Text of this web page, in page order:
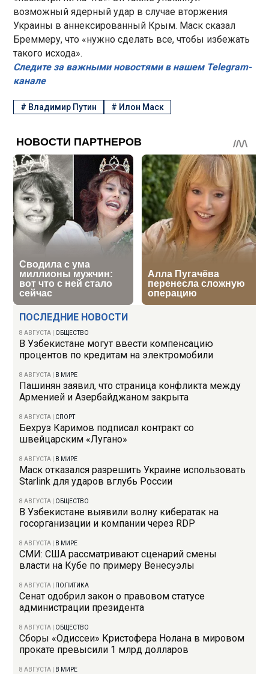
ПОСЛЕДНИЕ НОВОСТИ
8 АВГУСТА ОБЩЕСТВО
В Узбекистане могут ввести компенсацию
процентов по кредитам на электромобили
8 АВГУСТА В МИРЕ
Пашинян заявил, что страница конфликта между
Арменией и Азербайджаном закрыта
8 АВГУСТА СПОРТ
Бехруз Каримов подписал контракт со
швейцарским «Лугано»
8 АВГУСТА В МИРЕ
Маск отказался разрешить Украине использовать
Starlink для ударов вглубь России
8 АВГУСТА ОБЩЕСТВО
В Узбекистане выявили волну кибератак на
госорганизации и компании через RDP
8 АВГУСТА В МИРЕ
СМИ: США рассматривают сценарий смены
власти на Кубе по примеру Венесуэлы
8 АВГУСТА ПОЛИТИКА
Сенат одобрил закон о правовом статусе
администрации президента
8 АВГУСТА ОБЩЕСТВО
Сборы «Одиссеи» Кристофера Нолана в мировом
прокате превысили 1 млрд долларов
8 АВГУСТА В МИРЕ
возможный ядерный удар в случае вторжения
Украины в аннексированный Крым. Маск сказал
Бреммеру, что «нужно сделать все, чтобы избежать
такого исхода».
Следите за важными новостями в нашем Telegram-
канале
# Владимир Путин # Илон Маск